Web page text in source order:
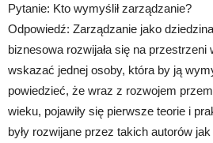
Pytanie: Kto wymyślił zarządzanie?
Odpowiedź: Zarządzanie jako
biznesowa rozwijała się na
wskazać jednej osoby, która by ją
powiedzieć, że wraz z rozwojem
wieku, pojawiły się pierwsze teorie i
były rozwijane przez takich autorów